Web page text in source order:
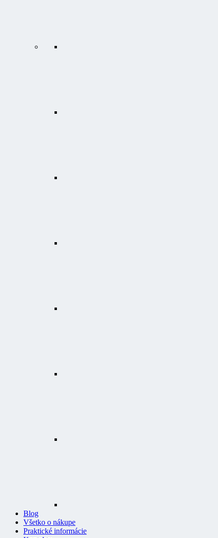
Všetko o nákupe
Praktické informácie
Kontakty
Predajně